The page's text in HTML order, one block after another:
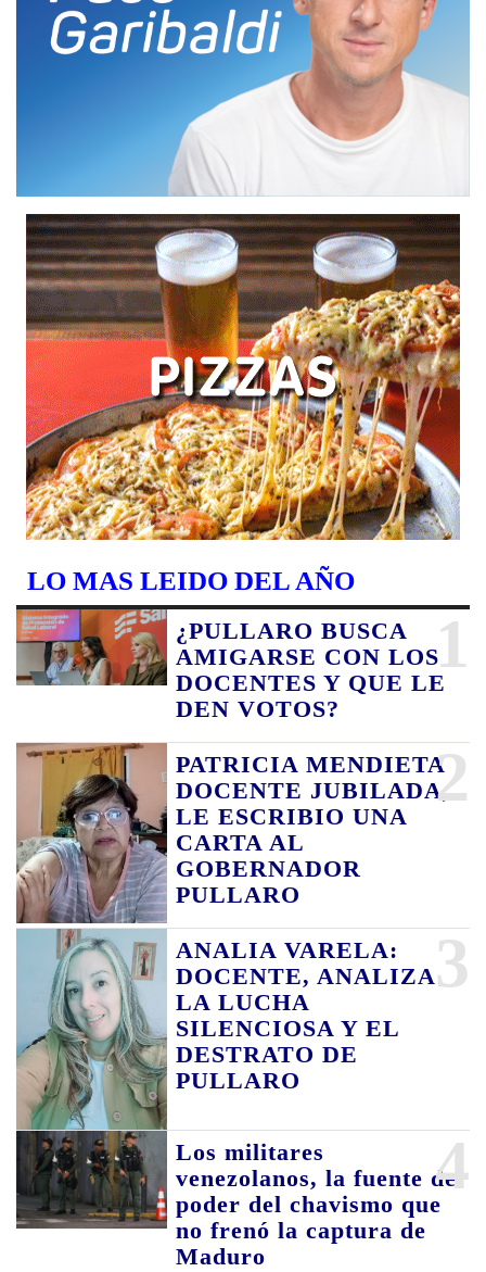
LO MAS LEIDO DEL AÑO
1
¿PULLARO BUSCA
AMIGARSE CON LOS
DOCENTES Y QUE LE
DEN VOTOS?
2
PATRICIA MENDIETA
DOCENTE JUBILADA,
LE ESCRIBIO UNA
CARTA AL
GOBERNADOR
PULLARO
3
ANALIA VARELA:
DOCENTE, ANALIZA
LA LUCHA
SILENCIOSA Y EL
DESTRATO DE
PULLARO
4
Los militares
venezolanos, la fuente de
poder del chavismo que
no frenó la captura de
Maduro